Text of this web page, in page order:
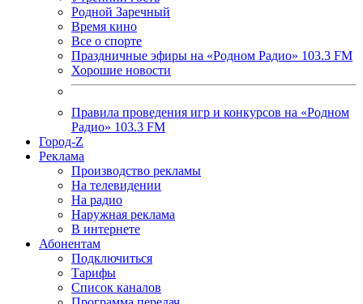
Родной Заречный
Время кино
Все о спорте
Праздничные эфиры на «Родном Радио» 103.3 FM
Хорошие новости
Правила проведения игр и конкурсов на «Родном
Радио» 103.3 FM
Город-Z
Реклама
Производство рекламы
На телевидении
На радио
Наружная реклама
В интернете
Абонентам
Подключиться
Тарифы
Список каналов